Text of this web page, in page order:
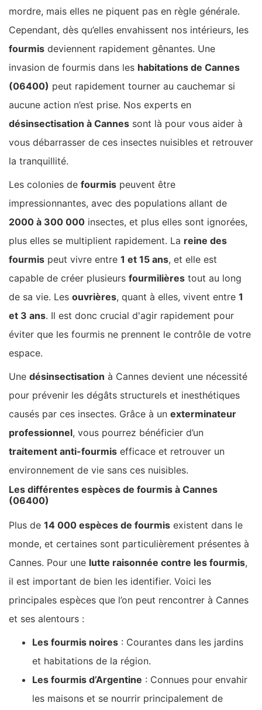
mordre, mais elles ne piquent pas en règle générale.
Cependant, dès qu’elles envahissent nos intérieurs, les
fourmis deviennent rapidement gênantes. Une
invasion de fourmis dans les habitations de Cannes
(06400) peut rapidement tourner au cauchemar si
aucune action n’est prise. Nos experts en
désinsectisation à Cannes sont là pour vous aider à
vous débarrasser de ces insectes nuisibles et retrouver
la tranquillité.
Les colonies de fourmis peuvent être
impressionnantes, avec des populations allant de
2000 à 300 000 insectes, et plus elles sont ignorées,
plus elles se multiplient rapidement. La reine des
fourmis peut vivre entre 1 et 15 ans, et elle est
capable de créer plusieurs fourmilières tout au long
de sa vie. Les ouvrières, quant à elles, vivent entre 1
et 3 ans. Il est donc crucial d'agir rapidement pour
éviter que les fourmis ne prennent le contrôle de votre
espace.
Une désinsectisation à Cannes devient une nécessité
pour prévenir les dégâts structurels et inesthétiques
causés par ces insectes. Grâce à un exterminateur
professionnel, vous pourrez bénéficier d’un
traitement anti-fourmis efficace et retrouver un
environnement de vie sans ces nuisibles.
Les différentes espèces de fourmis à Cannes
(06400)
Plus de 14 000 espèces de fourmis existent dans le
monde, et certaines sont particulièrement présentes à
Cannes. Pour une lutte raisonnée contre les fourmis,
il est important de bien les identifier. Voici les
principales espèces que l’on peut rencontrer à Cannes
et ses alentours :
Les fourmis noires : Courantes dans les jardins
et habitations de la région.
Les fourmis d’Argentine : Connues pour envahir
les maisons et se nourrir principalement de